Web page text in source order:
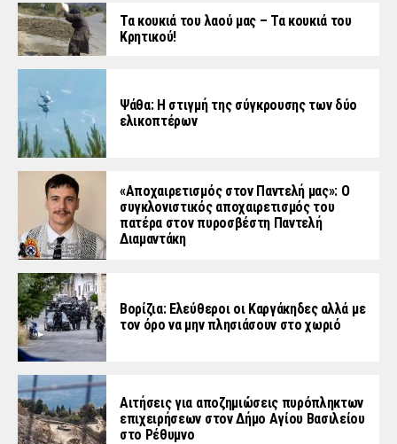
Τα κουκιά του λαού μας – Τα κουκιά του
Κρητικού!
Ψάθα: Η στιγμή της σύγκρουσης των δύο
ελικοπτέρων
«Aποχαιρετισμός στον Παντελή μας»: Ο
συγκλονιστικός αποχαιρετισμός του
πατέρα στον πυροσβέστη Παντελή
Διαμαντάκη
Βορίζια: Ελεύθεροι οι Καργάκηδες αλλά με
τον όρο να μην πλησιάσουν στο χωριό
Αιτήσεις για αποζημιώσεις πυρόπληκτων
επιχειρήσεων στον Δήμο Αγίου Βασιλείου
στο Ρέθυμνο